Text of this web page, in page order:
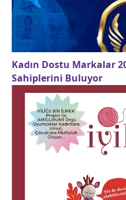
Kadın Dostu Markalar
Sahiplerini Buluyor